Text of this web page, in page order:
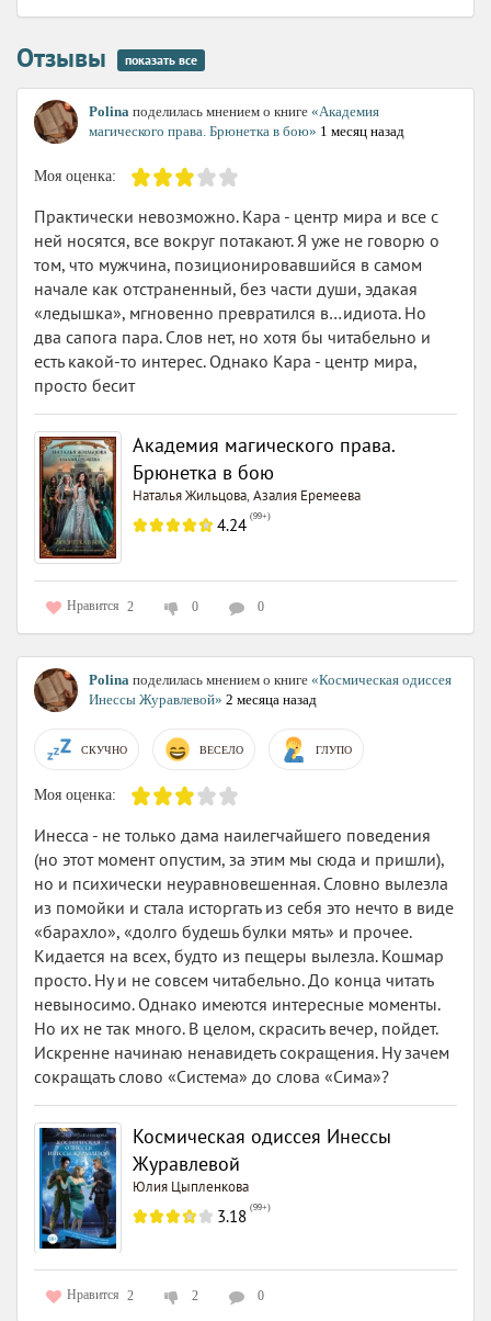
Отзывы показать все
Polina поделилась мнением о книге «Академия
магического права. Брюнетка в бою» 1 месяц назад
Моя оценка:
Практически невозможно. Кара - центр мира и все с
ней носятся, все вокруг потакают. Я уже не говорю о
том, что мужчина, позиционировавшийся в самом
начале как отстраненный, без части души, эдакая
«ледышка», мгновенно превратился в…идиота. Но
два сапога пара. Слов нет, но хотя бы читабельно и
есть какой-то интерес. Однако Кара - центр мира,
просто бесит
Академия магического права.
Брюнетка в бою
Наталья Жильцова, Азалия Еремеева
4.24 (99+)
Нравится 2 0 0
Polina поделилась мнением о книге «Космическая одиссея
Инессы Журавлевой» 2 месяца назад
СКУЧНО ВЕСЕЛО ГЛУПО
Моя оценка:
Инесса - не только дама наилегчайшего поведения
(но этот момент опустим, за этим мы сюда и пришли),
но и психически неуравновешенная. Словно вылезла
из помойки и стала исторгать из себя это нечто в виде
«барахло», «долго будешь булки мять» и прочее.
Кидается на всех, будто из пещеры вылезла. Кошмар
просто. Ну и не совсем читабельно. До конца читать
невыносимо. Однако имеются интересные моменты.
Но их не так много. В целом, скрасить вечер, пойдет.
Искренне начинаю ненавидеть сокращения. Ну зачем
сокращать слово «Система» до слова «Сима»?
Космическая одиссея Инессы
Журавлевой
Юлия Цыпленкова
3.18 (99+)
Нравится 2 2 0